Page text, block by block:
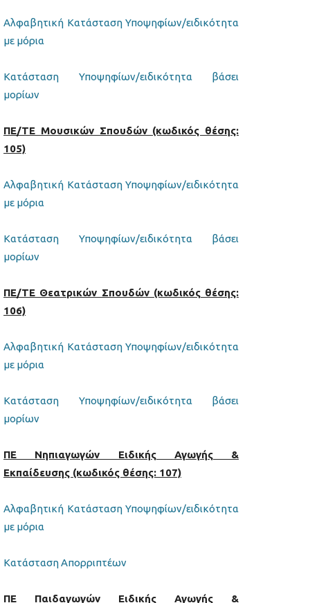
Αλφαβητική Κατάσταση Υποψηφίων/ειδικότητα
με μόρια
Κατάσταση Υποψηφίων/ειδικότητα βάσει
μορίων
ΠΕ/ΤΕ Μουσικών Σπουδών (κωδικός θέσης:
105)
Αλφαβητική Κατάσταση Υποψηφίων/ειδικότητα
με μόρια
Κατάσταση Υποψηφίων/ειδικότητα βάσει
μορίων
ΠΕ/ΤΕ Θεατρικών Σπουδών (κωδικός θέσης:
106)
Αλφαβητική Κατάσταση Υποψηφίων/ειδικότητα
με μόρια
Κατάσταση Υποψηφίων/ειδικότητα βάσει
μορίων
ΠΕ Νηπιαγωγών Ειδικής Αγωγής &
Εκπαίδευσης (κωδικός θέσης: 107)
Αλφαβητική Κατάσταση Υποψηφίων/ειδικότητα
με μόρια
Κατάσταση Απορριπτέων
ΠΕ Παιδαγωγών Ειδικής Αγωγής &